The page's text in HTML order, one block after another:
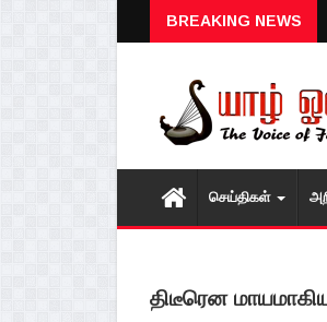
BREAKING NEWS
செய்திகள்
திடீரென